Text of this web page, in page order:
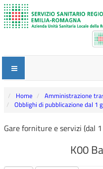
Home Amministrazione
Obblighi di pubblicazione dal 1
Gare forniture e servizi (dal
K00